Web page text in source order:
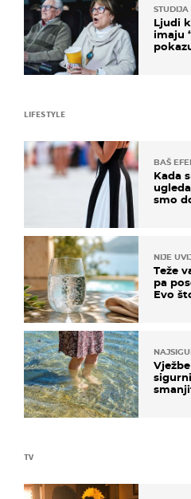
Ljudi
imaju
TV
LIFESTYLE
BAŠ
Kada
smo
NIJE
Teže
pa
Evo